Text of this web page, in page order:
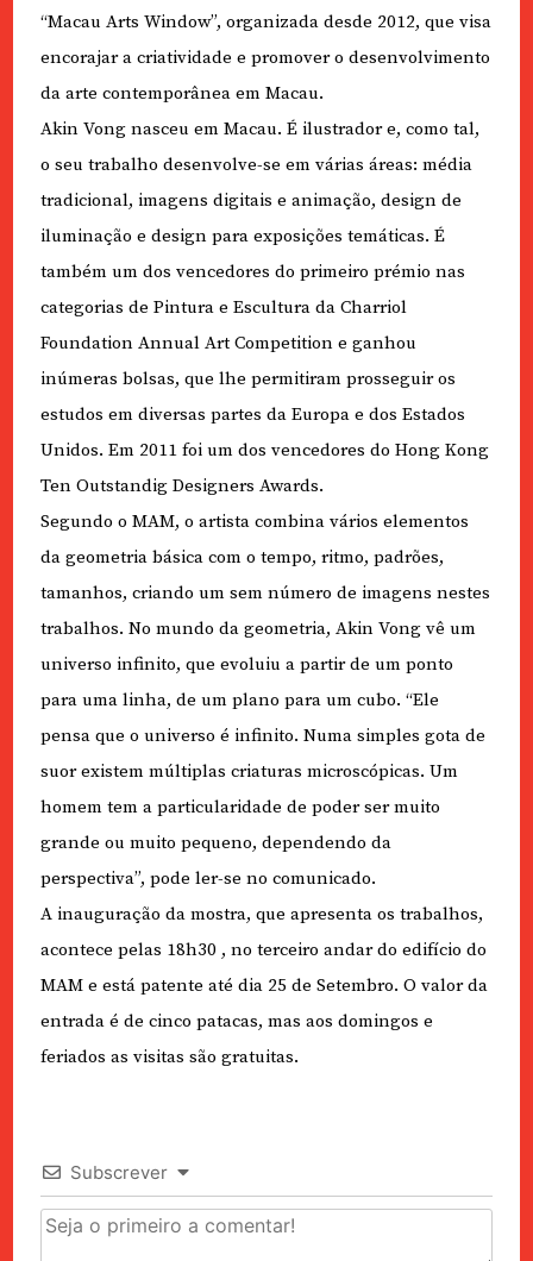
“Macau Arts Window”, organizada desde 2012, que visa
encorajar a criatividade e promover o desenvolvimento
da arte contemporânea em Macau.
Akin Vong nasceu em Macau. É ilustrador e, como tal,
o seu trabalho desenvolve-se em várias áreas: média
tradicional, imagens digitais e animação, design de
iluminação e design para exposições temáticas. É
também um dos vencedores do primeiro prémio nas
categorias de Pintura e Escultura da Charriol
Foundation Annual Art Competition e ganhou
inúmeras bolsas, que lhe permitiram prosseguir os
estudos em diversas partes da Europa e dos Estados
Unidos. Em 2011 foi um dos vencedores do Hong Kong
Ten Outstandig Designers Awards.
Segundo o MAM, o artista combina vários elementos
da geometria básica com o tempo, ritmo, padrões,
tamanhos, criando um sem número de imagens nestes
trabalhos. No mundo da geometria, Akin Vong vê um
universo infinito, que evoluiu a partir de um ponto
para uma linha, de um plano para um cubo. “Ele
pensa que o universo é infinito. Numa simples gota de
suor existem múltiplas criaturas microscópicas. Um
homem tem a particularidade de poder ser muito
grande ou muito pequeno, dependendo da
perspectiva”, pode ler-se no comunicado.
A inauguração da mostra, que apresenta os trabalhos,
acontece pelas 18h30 , no terceiro andar do edifício do
MAM e está patente até dia 25 de Setembro. O valor da
entrada é de cinco patacas, mas aos domingos e
feriados as visitas são gratuitas.
Subscrever